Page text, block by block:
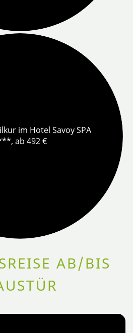
im Hotel Savoy SPA
ab 492 €
AB/BIS